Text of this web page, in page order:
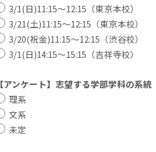
3/1(日)11:15～12:15（東京本校）
3/21(土)11:15～12:15（東京本校）
3/20(祝金)11:15～12:15（渋谷校）
3/1(日)14:15～15:15（吉祥寺校）
【アンケート】志望する学部学科の系統
理系
文系
未定